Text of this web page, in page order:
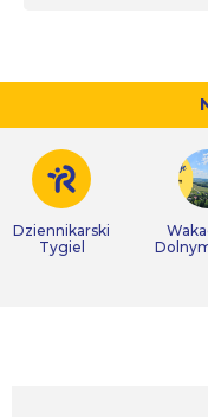
Dziennikarski
Tygiel